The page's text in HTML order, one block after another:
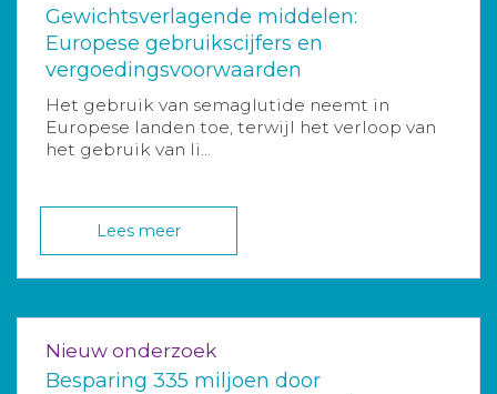
Gewichtsverlagende middelen:
Europese gebruikscijfers en
vergoedingsvoorwaarden
Het gebruik van semaglutide neemt in
Europese landen toe, terwijl het verloop van
het gebruik van li...
Lees meer
Nieuw onderzoek
Besparing 335 miljoen door